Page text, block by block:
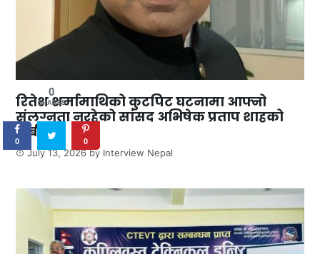
रितेश शर्मामाथिको कुटपिट घटनामा आफ्नो
संलग्नता नरहेको सांसद अभिषेक प्रताप शाहको
दाबी
July 13, 2026by Interview Nepal
0
SHARES
0 0